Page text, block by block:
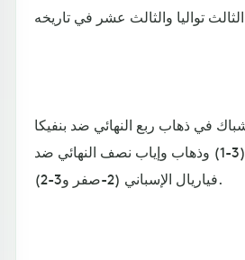
في ذهاب ربع النهائي ضد بنفيكا
البرتغالي في لشبونة (3-1) وذهاب وإياب نصف النهائي ضد
فياريال الإسباني (2-صفر و3-2).